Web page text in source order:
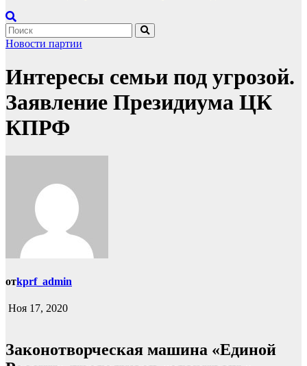
Новости партии
Интересы семьи под угрозой.
Заявление Президиума ЦК
КПРФ
отkprf_admin
Ноя 17, 2020
Законотворческая машина «Единой